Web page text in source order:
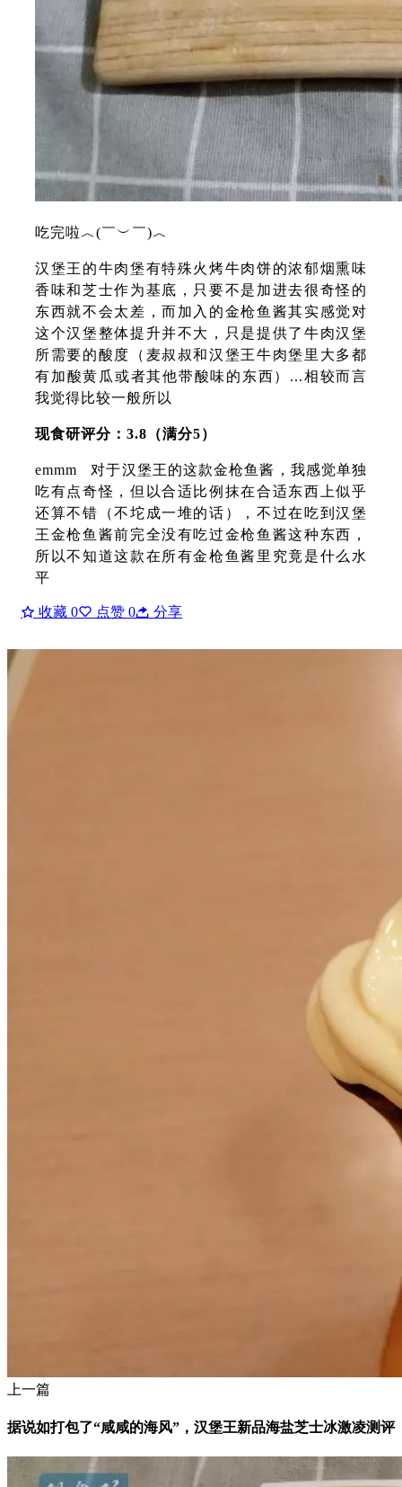
吃完啦︿(￣︶￣)︿
汉堡王的牛肉堡有特殊火烤牛肉饼的浓郁烟熏味
香味和芝士作为基底，只要不是加进去很奇怪的
东西就不会太差，而加入的金枪鱼酱其实感觉对
这个汉堡整体提升并不大，只是提供了牛肉汉堡
所需要的酸度（麦叔叔和汉堡王牛肉堡里大多都
有加酸黄瓜或者其他带酸味的东西）...相较而言
我觉得比较一般所以
现食研评分：3.8（满分5）
emmm 对于汉堡王的这款金枪鱼酱，我感觉单独
吃有点奇怪，但以合适比例抹在合适东西上似乎
还算不错（不坨成一堆的话），不过在吃到汉堡
王金枪鱼酱前完全没有吃过金枪鱼酱这种东西，
所以不知道这款在所有金枪鱼酱里究竟是什么水
平
收藏 0 点赞 0 分享
上一篇
据说如打包了“咸咸的海风”，汉堡王新品海盐芝士冰激凌测评